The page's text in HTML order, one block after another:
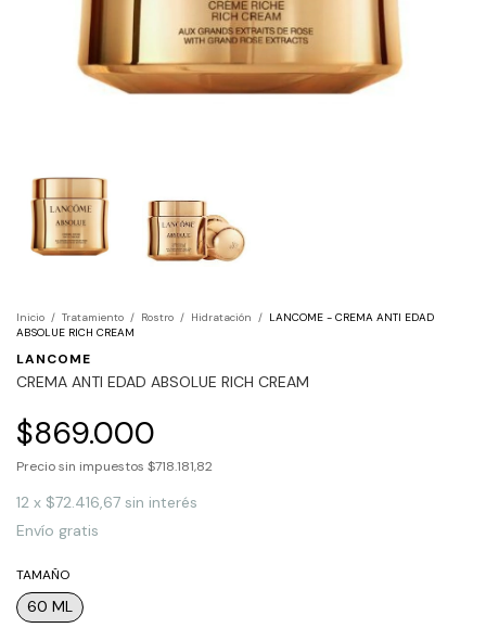
Inicio / Tratamiento / Rostro / Hidratación / LANCOME - CREMA ANTI EDAD
ABSOLUE RICH CREAM
LANCOME
CREMA ANTI EDAD ABSOLUE RICH CREAM
$869.000
Precio sin impuestos $718.181,82
12 x $72.416,67 sin interés
Envío gratis
TAMAÑO
60 ML